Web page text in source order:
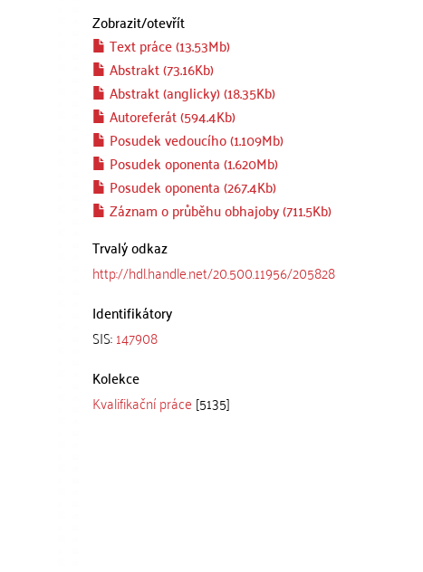
Zobrazit/otevřít
Text práce (13.53Mb)
Abstrakt (73.16Kb)
Abstrakt (anglicky) (18.35Kb)
Autoreferát (594.4Kb)
Posudek vedoucího (1.109Mb)
Posudek oponenta (1.620Mb)
Posudek oponenta (267.4Kb)
Záznam o průběhu obhajoby (711.5Kb)
Trvalý odkaz
http://hdl.handle.net/20.500.11956/205828
Identifikátory
SIS:147908
Kolekce
Kvalifikační práce [5135]